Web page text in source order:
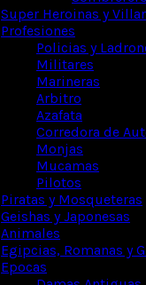
Super Heroinas y
Profesiones
Policias y
Militares
Marineras
Arbitro
Azafata
Corredora de
Monjas
Mucamas
Pilotos
Piratas y Mosqueteras
Geishas y Japonesas
Animales
Egipcias, Romanas y
Epocas